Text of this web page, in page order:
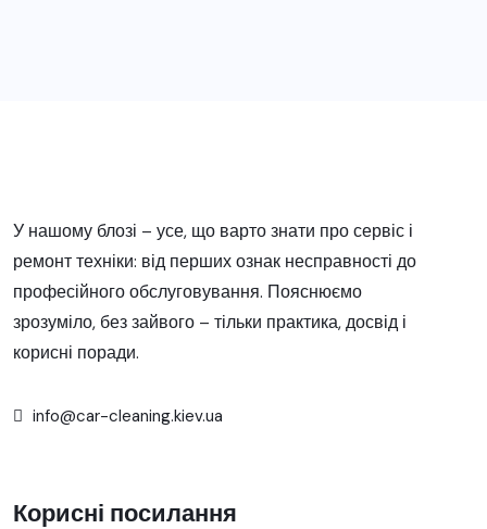
У нашому блозі – усе, що варто знати про сервіс і
ремонт техніки: від перших ознак несправності до
професійного обслуговування. Пояснюємо
зрозуміло, без зайвого – тільки практика, досвід і
корисні поради.
info@car-cleaning.kiev.ua
Корисні посилання